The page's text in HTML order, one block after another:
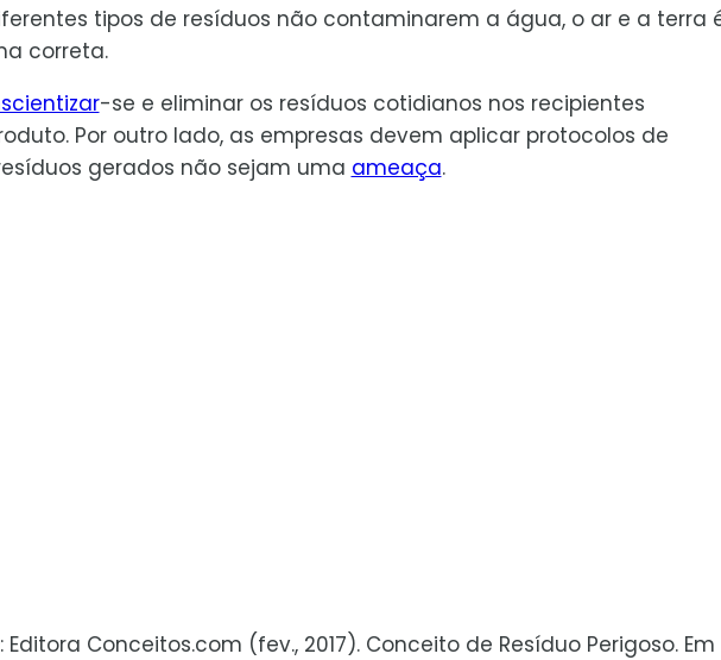
tipos de resíduos não contaminarem a água, o ar e a terra
correta.
-se e eliminar os resíduos cotidianos nos recipientes
Por outro lado, as empresas devem aplicar protocolos de
gerados não sejam uma ameaça.
: Editora Conceitos.com (fev., 2017). Conceito de Resíduo Perigoso. Em